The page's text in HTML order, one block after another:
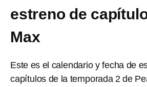
estreno de
Max
Este es el calendario y fecha de
capítulos de la temporada 2 de